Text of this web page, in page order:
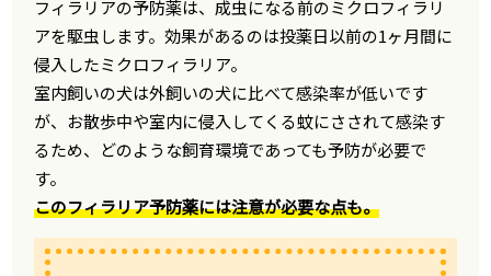
フィラリアの予防薬は、成虫になる前のミクロフィラリ
アを駆虫します。効果があるのは投薬日以前の1ヶ月間に
侵入したミクロフィラリア。
室内飼いの犬は外飼いの犬に比べて感染率が低いです
が、お散歩中や室内に侵入してくる蚊にさされて感染す
るため、どのような飼育環境であっても予防が必要で
す。
このフィラリア予防薬には注意が必要な点も。